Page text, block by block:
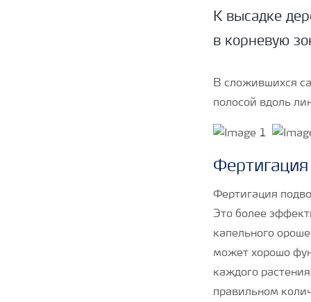
К высадке
в корневую
В сложившихся
полосой вдоль
Фертигация
Фертигация
Это более
капельного
может хорошо
каждого
правильном